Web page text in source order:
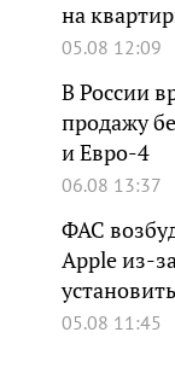
на
05.08 12:09
В России
продажу
и Евро-4
06.08 13:37
ФАС
Apple из-
05.08 11:45